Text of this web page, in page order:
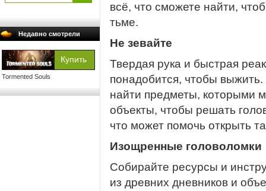
Недавно смотрели
Tormented Souls
всё, что сможете найти,
тьме.
Не зевайте
Твердая рука и быстрая
понадобится, чтобы
найти предметы, которыми
объекты, чтобы решать
что может помочь открыть
Изощренные головоломки
Собирайте ресурсы и
из древних дневников и